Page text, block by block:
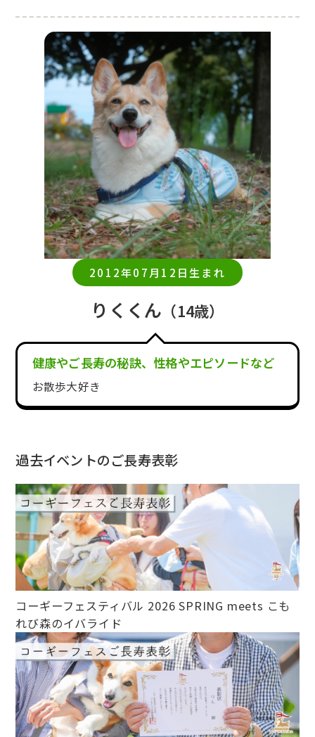
2012年07月12日生まれ
りくくん （14歳）
健康やご長寿の秘訣、性格やエピソードなど
お散歩大好き
過去イベントのご長寿表彰
コーギーフェスティバル 2026 SPRING meets こも
れび森のイバライド